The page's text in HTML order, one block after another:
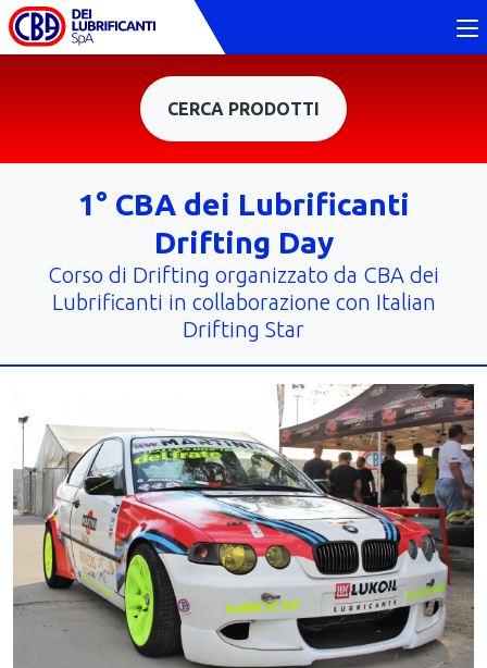
CERCA PRODOTTI
1° CBA dei Lubrificanti
Drifting Day
Corso di Drifting organizzato da CBA dei
Lubrificanti in collaborazione con Italian
Drifting Star